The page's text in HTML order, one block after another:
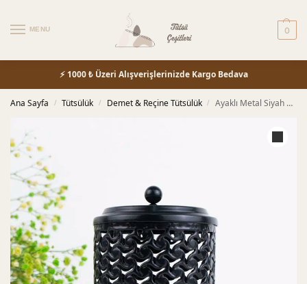
MENU 0
⚡ 1000 ₺ Üzeri Alışverişlerinizde Kargo Bedava
Ana Sayfa / Tütsülük / Demet & Reçine Tütsülük / Ayaklı Metal Siyah Demet & Reçine Tütsülük